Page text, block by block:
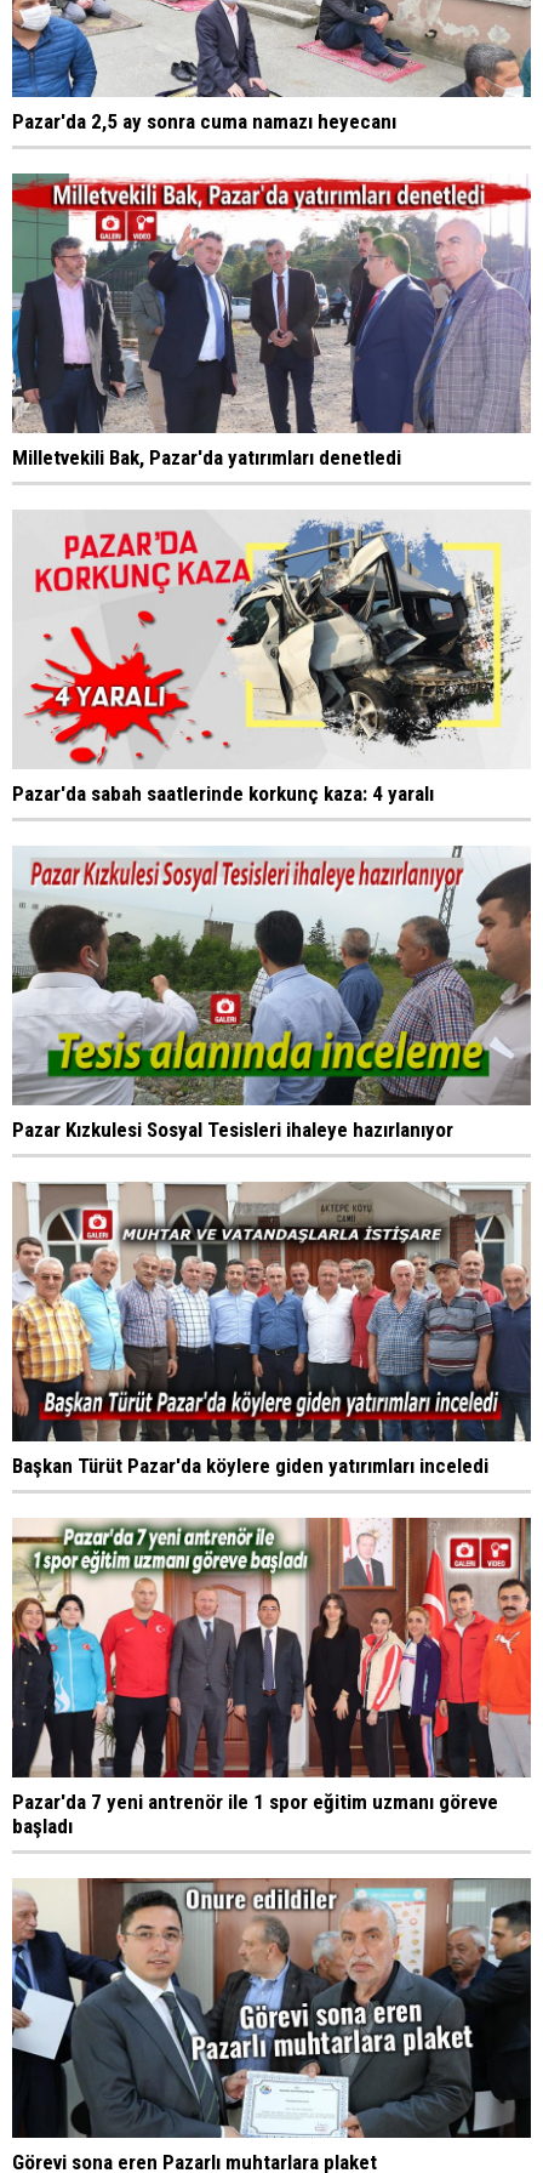
Pazar'da 2,5 ay sonra cuma namazı heyecanı
Milletvekili Bak, Pazar'da yatırımları denetledi
Pazar'da sabah saatlerinde korkunç kaza: 4 yaralı
Pazar Kızkulesi Sosyal Tesisleri ihaleye hazırlanıyor
Başkan Türüt Pazar'da köylere giden yatırımları inceledi
Pazar'da 7 yeni antrenör ile 1 spor eğitim uzmanı göreve
başladı
Görevi sona eren Pazarlı muhtarlara plaket